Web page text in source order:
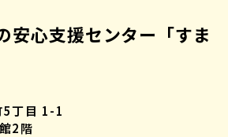
安心支援センター「すま
5丁目 1-1
2階